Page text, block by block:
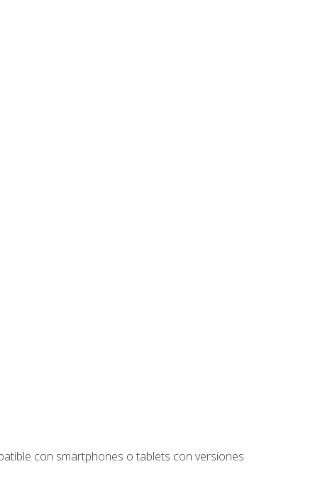
con smartphones o tablets con versiones